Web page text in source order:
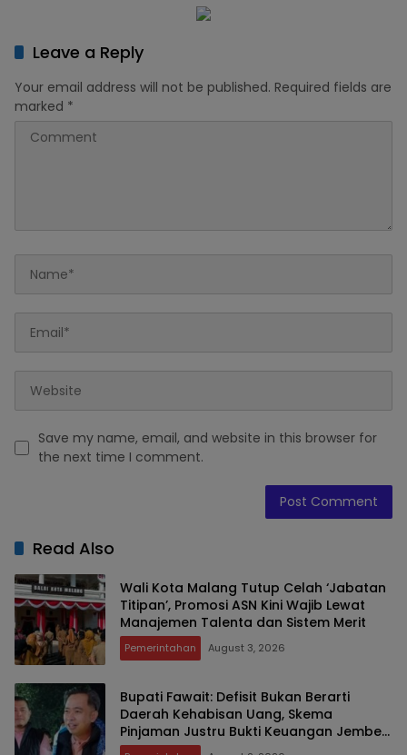
Leave a Reply
Your email address will not be published. Required fields are
marked *
Save my name, email, and website in this browser for
the next time I comment.
Read Also
Wali Kota Malang Tutup Celah ‘Jabatan
Titipan’, Promosi ASN Kini Wajib Lewat
Manajemen Talenta dan Sistem Merit
Pemerintahan August 3, 2026
Bupati Fawait: Defisit Bukan Berarti
Daerah Kehabisan Uang, Skema
Pinjaman Justru Bukti Keuangan Jember
Sehat